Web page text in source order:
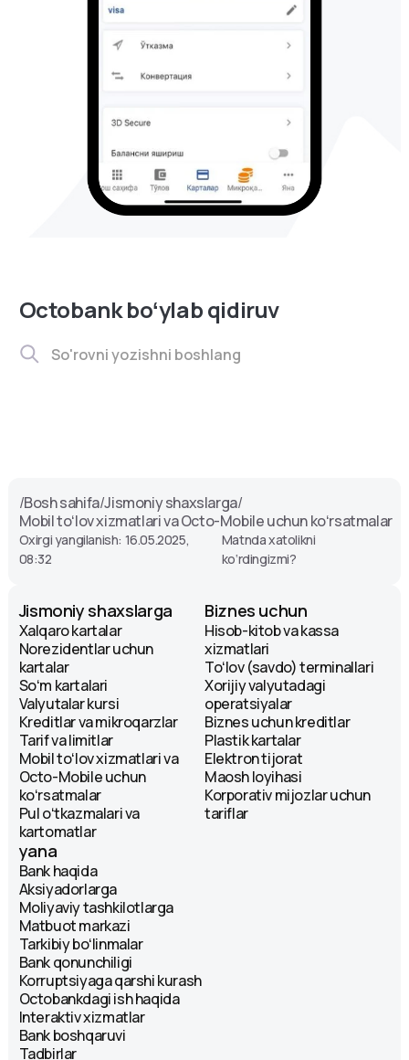
Octobank boʻylab qidiruv
/Bosh sahifa/Jismoniy shaxslarga/
Mobil toʻlov xizmatlari va Octo-Mobile uchun koʻrsatmalar
Oxirgi yangilanish: 16.05.2025,
08:32
Matnda xatolikni
ko‘rdingizmi?
Jismoniy shaxslarga
Xalqaro kartalar
Norezidentlar uchun
kartalar
Soʻm kartalari
Valyutalar kursi
Kreditlar va mikroqarzlar
Tarif va limitlar
Mobil toʻlov xizmatlari va
Octo-Mobile uchun
koʻrsatmalar
Pul oʻtkazmalari va
kartomatlar
Biznes uchun
Hisob-kitob va kassa
xizmatlari
Toʻlov (savdo) terminallari
Xorijiy valyutadagi
operatsiyalar
Biznes uchun kreditlar
Plastik kartalar
Elektron tijorat
Maosh loyihasi
Korporativ mijozlar uchun
tariflar
yana
Bank haqida
Aksiyadorlarga
Moliyaviy tashkilotlarga
Matbuot markazi
Tarkibiy boʻlinmalar
Bank qonunchiligi
Korruptsiyaga qarshi kurash
Octobankdagi ish haqida
Interaktiv xizmatlar
Bank boshqaruvi
Tadbirlar